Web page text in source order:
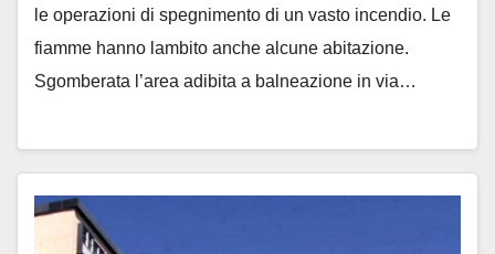
le operazioni di spegnimento di un vasto incendio. Le
fiamme hanno lambito anche alcune abitazione.
Sgomberata l’area adibita a balneazione in via…